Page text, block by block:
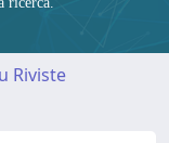
Riviste